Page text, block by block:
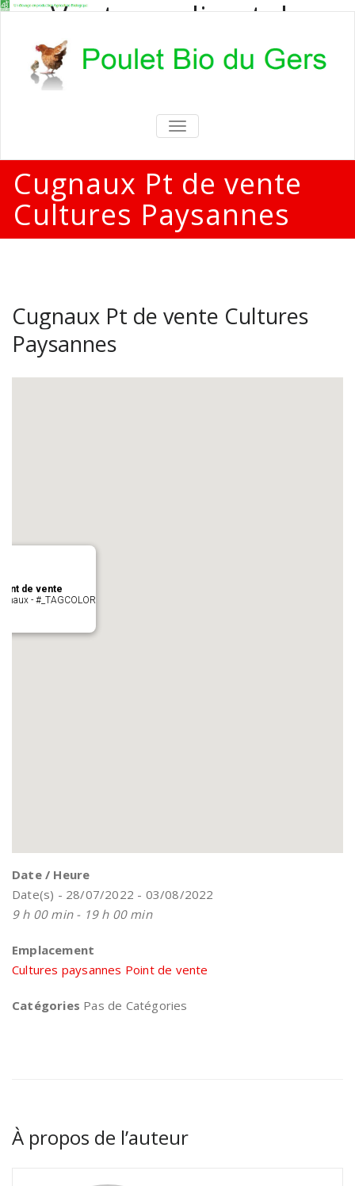
Vente en direct de
poulets bio
Vente en direct de poulets bio aux
particuliers et professionnels
TOGGLE
NAVIGATION
Cugnaux Pt de vente
Cultures Paysannes
Cugnaux Pt de vente Cultures
Paysannes
de vente
- #_TAGCOLOR
Date / Heure
Date(s) - 28/07/2022 - 03/08/2022
9 h 00 min - 19 h 00 min
Emplacement
Cultures paysannes Point de vente
Catégories Pas de Catégories
À propos de l’auteur